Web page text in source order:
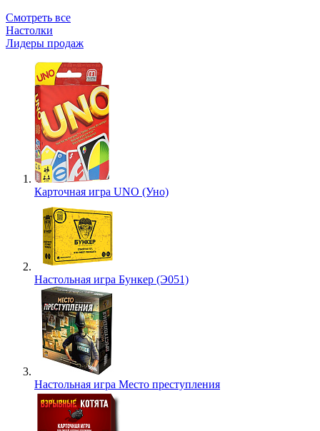
Смотреть все
Настолки
Лидеры продаж
Карточная игра UNO (Уно)
Настольная игра Бункер (Э051)
Настольная игра Место преступления